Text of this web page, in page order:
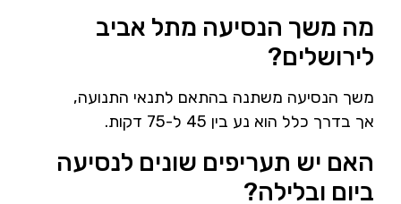
מה משך הנסיעה מתל אביב
לירושלים?
משך הנסיעה משתנה בהתאם לתנאי התנועה,
אך בדרך כלל הוא נע בין 45 ל-75 דקות.
האם יש תעריפים שונים לנסיעה
ביום ובלילה?